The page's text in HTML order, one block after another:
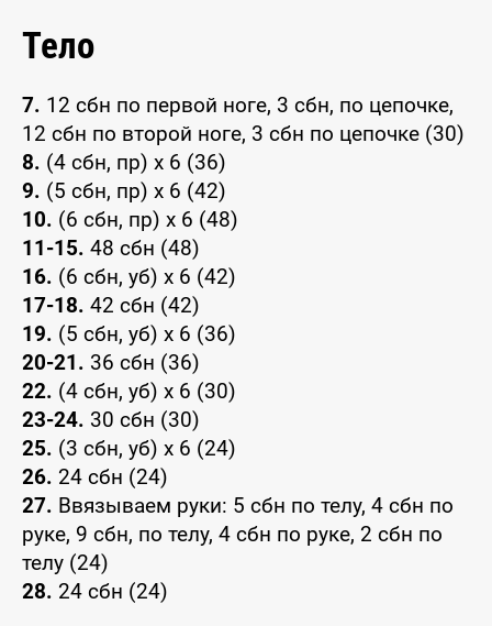
Тело
7. 12 сбн по первой ноге, 3 сбн, по цепочке,
12 сбн по второй ноге, 3 сбн по цепочке (30)
8. (4 сбн, пр) x 6 (36)
9. (5 сбн, пр) x 6 (42)
10. (6 сбн, пр) x 6 (48)
11-15. 48 сбн (48)
16. (6 сбн, уб) x 6 (42)
17-18. 42 сбн (42)
19. (5 сбн, уб) x 6 (36)
20-21. 36 сбн (36)
22. (4 сбн, уб) x 6 (30)
23-24. 30 сбн (30)
25. (3 сбн, уб) x 6 (24)
26. 24 сбн (24)
27. Ввязываем руки: 5 сбн по телу, 4 сбн по
руке, 9 сбн, по телу, 4 сбн по руке, 2 сбн по
телу (24)
28. 24 сбн (24)